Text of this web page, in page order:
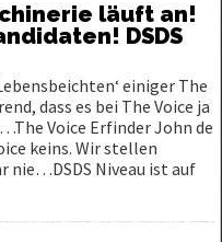
läuft an!
DSDS
einiger The
dass es bei The Voice ja
Voice Erfinder John de
keins. Wir stellen
nie…DSDS Niveau ist auf